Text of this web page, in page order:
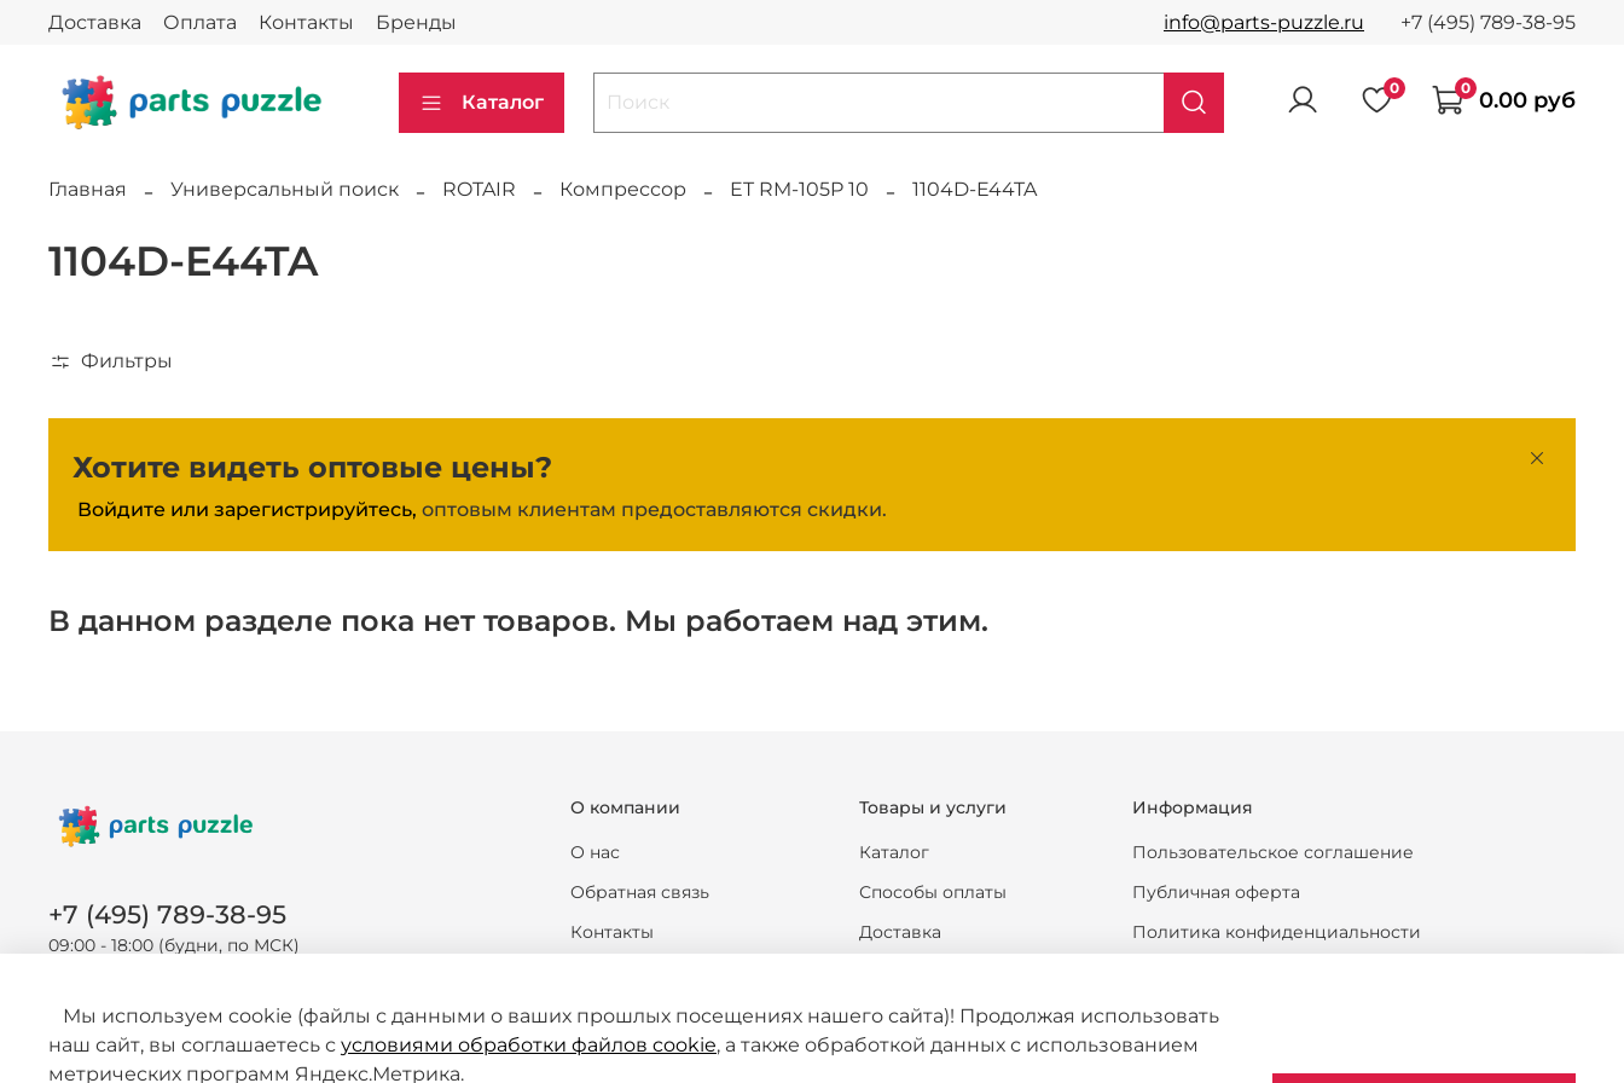
Доставка Оплата Контакты Бренды info@parts-puzzle.ru +7 (495) 789-38-95
Каталог
0 0 0.00 руб
Главная Универсальный поиск ROTAIR Компрессор ET RM-105P 10 1104D-E44TA
1104D-E44TA
Фильтры
Хотите видеть оптовые цены?
Войдите или зарегистрируйтесь, оптовым клиентам предоставляются скидки.
В данном разделе пока нет товаров. Мы работаем над этим.
О компании
О нас
Обратная связь
Контакты
Новости
Статьи
Товары и услуги
Каталог
Способы оплаты
Доставка
Формы документов
Информация
Пользовательское соглашение
Публичная оферта
Политика конфиденциальности
Политика обработки персональных данных
Согласие на обработку персональных данных
+7 (495) 789-38-95
09:00 - 18:00 (будни, по МСК)
Мы используем cookie (файлы с данными о ваших прошлых посещениях нашего сайта)! Продолжая использовать
наш сайт, вы соглашаетесь с условиями обработки файлов cookie, а также обработкой данных с использованием
метрических программ Яндекс.Метрика.